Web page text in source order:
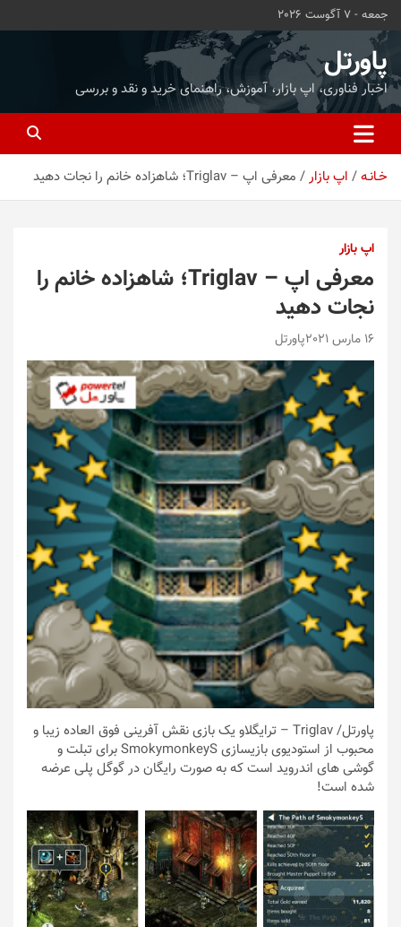
محتوا
بروید
جمعه - 7 آگوست 2026
پاورتل
اخبار فناوری، اپ بازار، آموزش، راهنمای خرید و نقد و بررسی
خـانـه اپ بازار معرفی اپ – Triglav؛ شاهزاده خانم را نجات دهید
اپ بازار
معرفی اپ – Triglav؛ شاهزاده خانم را
نجات دهید
16 مارس 2021 پاورتل
پاورتل
/ Triglav – ترایگلاو یک بازی نقش آفرینی فوق العاده زیبا و
محبوب از استودیوی بازیسازی SmokymonkeyS برای تبلت و
گوشی های اندروید است که به صورت رایگان در گوگل پلی عرضه
شده است!